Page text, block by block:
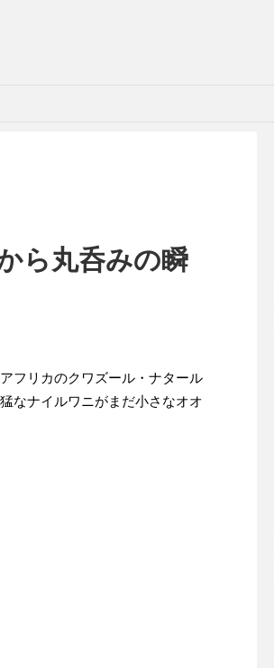
ら丸呑みの瞬
フリカのクワズール・ナタール
なナイルワニがまだ小さなオオ